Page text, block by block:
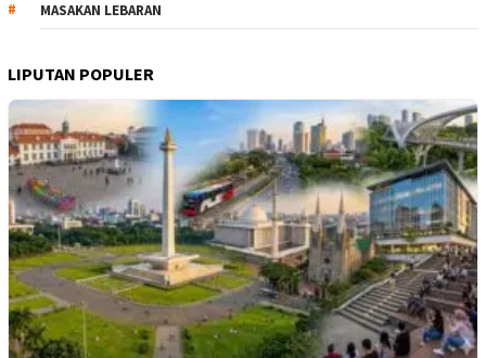
MASAKAN LEBARAN
LIPUTAN POPULER